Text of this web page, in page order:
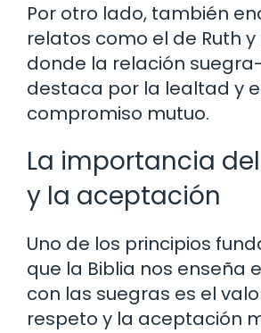
Por otro lado, también
relatos como el de Ruth
donde la relación
destaca por la lealtad y
compromiso mutuo.
La importancia
y la aceptación
Uno de los principios
que la Biblia nos enseña
con las suegras es el
respeto y la aceptación